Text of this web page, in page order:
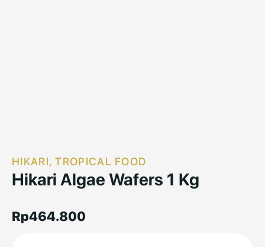
HIKARI, TROPICAL FOOD
Hikari Algae Wafers 1 Kg
Rp464.800